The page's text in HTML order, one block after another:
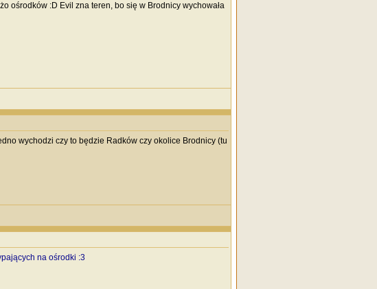
ośrodków :D Evil zna teren, bo się w Brodnicy wychowała
wychodzi czy to będzie Radków czy okolice Brodnicy (tu
na ośrodki :3